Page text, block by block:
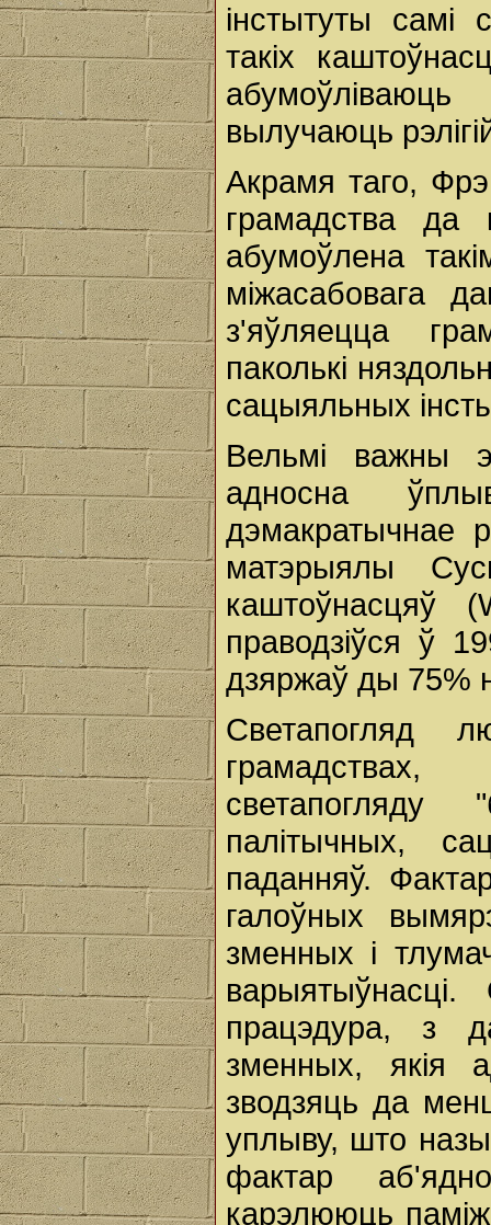
інстытуты самі
такіх
вылучаюць
Акрамя таго,
грамадства да
абумоўлена
міжасабовага
з'яўляецца
паколькі
сацыяльных
Вельмі важны
адносна
дэмакратычнае
матэрыялы
каштоўнасцяў
праводзіўся ў
дзяржаў ды 75%
Светапогляд
палітычных,
паданняў.
галоўных
зменных і
працэдура, з
зменных, якія
зводзяць да
уплыву, што
фактар
карэлююць